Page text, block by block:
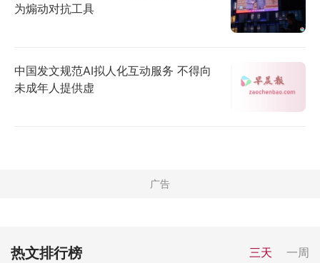
为煽动对抗工具
中国发文规范AI拟人化互动服务 不得向
未成年人提供虚
热文排行榜 三天 一周